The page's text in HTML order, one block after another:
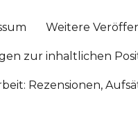
Weitere
zur inhaltlichen
Rezensionen,